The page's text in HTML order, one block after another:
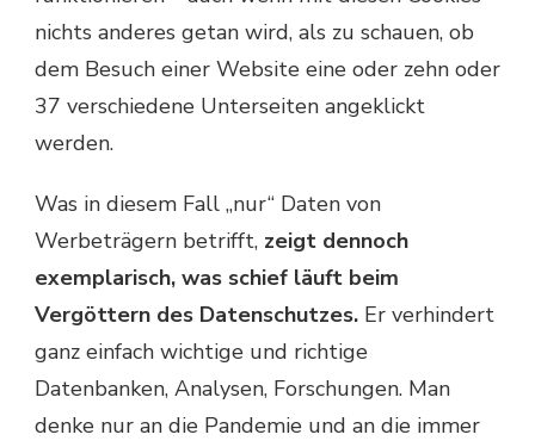
nichts anderes getan wird, als zu schauen, ob
dem Besuch einer Website eine oder zehn oder
37 verschiedene Unterseiten angeklickt
werden.
Was in diesem Fall „nur“ Daten von
Werbeträgern betrifft, zeigt dennoch
exemplarisch, was schief läuft beim
Vergöttern des Datenschutzes. Er verhindert
ganz einfach wichtige und richtige
Datenbanken, Analysen, Forschungen. Man
denke nur an die Pandemie und an die immer